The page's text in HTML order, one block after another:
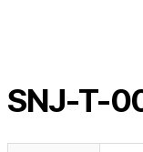
SNJ-T-